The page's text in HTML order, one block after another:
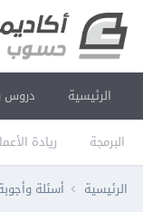
الرئيسية دروس
البرمجة ريادة
الرئيسية أسئلة